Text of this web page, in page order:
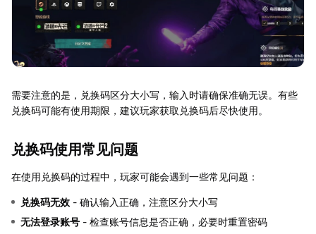
需要注意的是，兑换码区分大小写，输入时请确保准确无误。有些
兑换码可能有使用期限，建议玩家获取兑换码后尽快使用。
兑换码使用常见问题
在使用兑换码的过程中，玩家可能会遇到一些常见问题：
兑换码无效 - 确认输入正确，注意区分大小写
无法登录账号 - 检查账号信息是否正确，必要时重置密码